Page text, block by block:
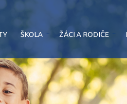
ŠKOLA ŽÁCI A RODIČE